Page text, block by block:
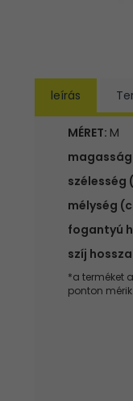
leírás
MÉRET: M
szélesség
mélység
fogantyú
szíj
*a terméket
ponton mérik